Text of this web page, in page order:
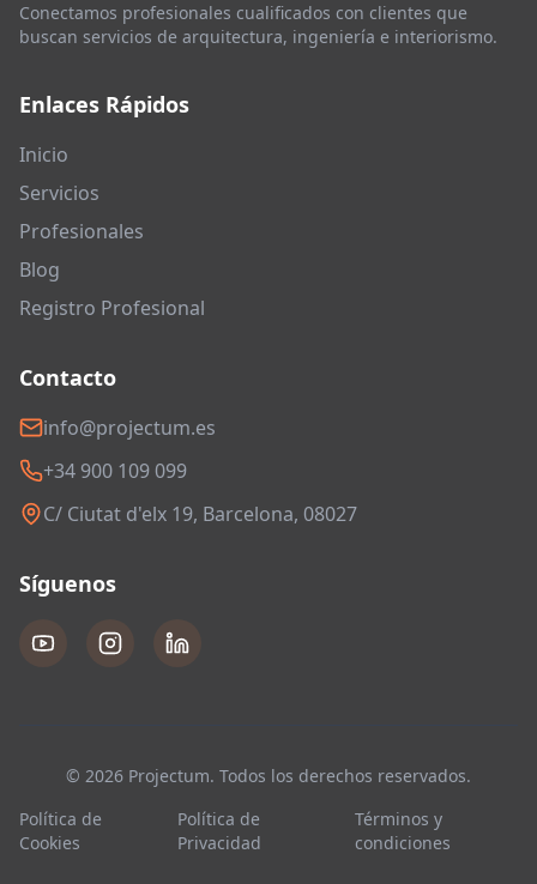
Conectamos profesionales cualificados con clientes que
buscan servicios de arquitectura, ingeniería e interiorismo.
Enlaces Rápidos
Inicio
Servicios
Profesionales
Blog
Registro Profesional
Contacto
info@projectum.es
+34 900 109 099
C/ Ciutat d'elx 19, Barcelona, 08027
Síguenos
© 2026 Projectum. Todos los derechos reservados.
Política de
Cookies
Política de
Privacidad
Términos y
condiciones